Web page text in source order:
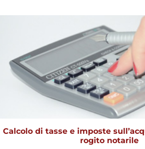
Calcolo di tasse e imposte
rogito notarile